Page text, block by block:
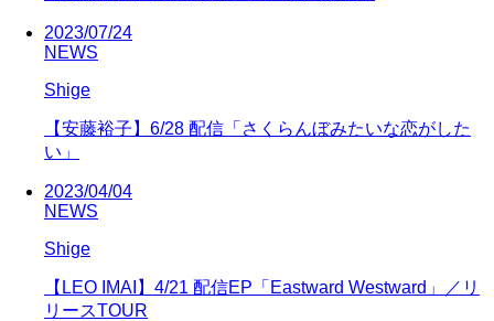
2023/07/24
NEWS
Shige
【安藤裕子】6/28 配信「さくらんぼみたいな恋がした
い」
2023/04/04
NEWS
Shige
【LEO IMAI】4/21 配信EP「Eastward Westward」／リ
リースTOUR